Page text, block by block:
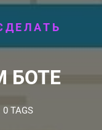
БОТЕ
0 TAGS